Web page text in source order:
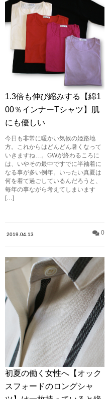
1.3倍も伸び縮みする【綿1
00％インナーTシャツ】肌
にも優しい
今日も非常に暖かい気候の姫路地
方。これからはどんどん暑くなって
いきますね…。GWが終わるころに
は、いやその最中ですでに半袖着に
なる事が多い例年。いったい真夏は
何を着て過ごしているんだろうと、
毎年の事ながら考えてしまいます
[…]
2019.04.13 0
初夏の働く女性へ【オック
スフォードのロングシャ